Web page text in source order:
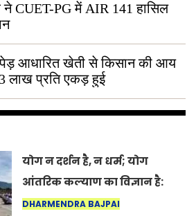
CUET-PG में AIR 141 हासिल
पेड़ आधारित खेती से किसान की आय
लाख प्रति एकड़ हुई
योग न दर्शन है, न धर्म; योग
आंतरिक कल्याण का विज्ञान है:
अंतरराष्ट्रीय योग दिवस 2026 पर
DHARMENDRA BAJPAI